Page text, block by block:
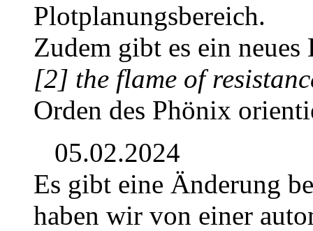
Plotplanungsbereich.
Zudem gibt es ein
[2] the flame of
Orden des Phönix
05.02.2024
Es gibt eine Änderung
haben wir von einer